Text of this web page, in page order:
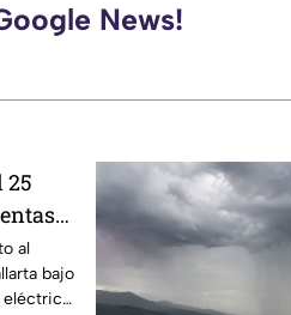
News!
25
al
bajo
eléctrica